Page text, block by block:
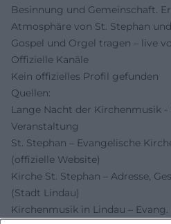
Besinnung und Gemeinschaft.
Atmosphäre von St. Stephan
Gospel und Orgel tragen – live
Offizielle Kanäle
Kein offizielles Profil gefunden
Quellen:
Lange Nacht der Kirchenmusik -
Veranstaltung
St. Stephan – Evangelische
(offizielle Website)
Kirche St. Stephan – Adresse,
(Stadt Lindau)
Kirchenmusik in Lindau –